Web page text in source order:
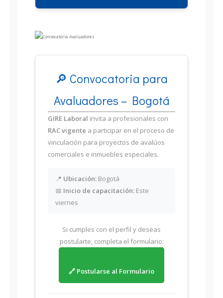
🔎 Convocatoria para
Avaluadores – Bogotá
GIRE Laboral invita a profesionales con
RAC vigente a participar en el proceso de
vinculación para proyectos de avalúos
comerciales e inmuebles especiales.
📍 Ubicación: Bogotá
📅 Inicio de capacitación: Este
viernes
Si cumples con el perfil y deseas
postularte, completa el formulario:
🔗 Postularse al Formulario